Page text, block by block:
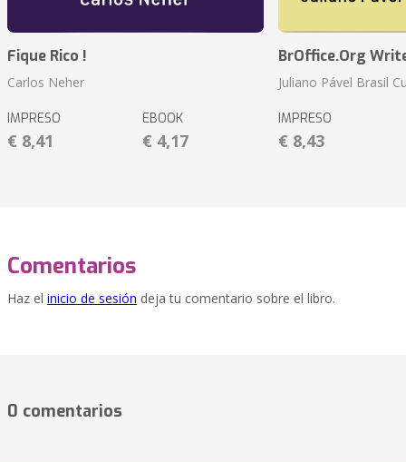
Fique Rico !
Carlos Neher
IMPRESO
€ 8,41
EBOOK
€ 4,17
BrOffice.Org
Juliano Pável Brasil
IMPRESO
€ 8,43
Comentarios
Haz el inicio de sesión deja tu comentario sobre el libro.
0 comentarios